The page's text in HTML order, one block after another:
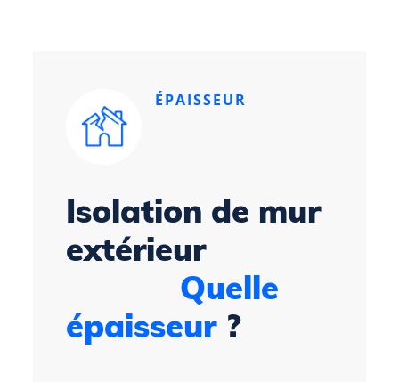
ÉPAISSEUR
Isolation de mur
extérieur
Quelle
épaisseur?